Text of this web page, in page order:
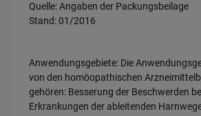
Quelle: Angaben der Packungsbeilage
Stand: 01/2016
Anwendungsgebiete: Die
von den homöopathischen
gehören: Besserung der Beschwerden
Erkrankungen der ableitenden